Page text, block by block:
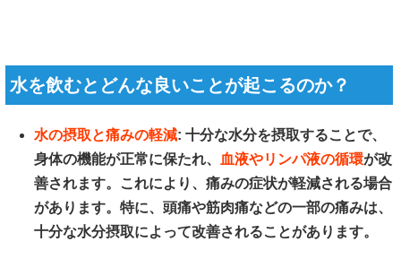
水を飲むとどんな良いことが起こるのか？
水の摂取と痛みの軽減: 十分な水分を摂取することで、
身体の機能が正常に保たれ、 血液やリンパ液の循環が改
善されます。これにより、痛みの症状が軽減される場合
があります。特に、頭痛や筋肉痛などの一部の痛みは、
十分な水分摂取によって改善されることがあります。